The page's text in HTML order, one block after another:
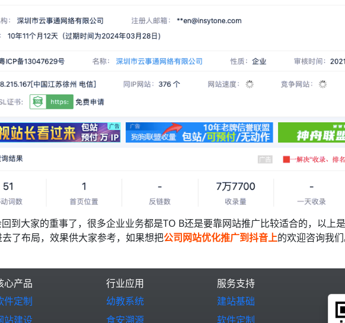
到大家的重事了，很多企业业务都是TO B还是要靠网站推广比较适合的， 以上是
了布局，效果供大家参考， 如果想把公司网站优化推广到抖音上的欢迎咨询我们
心产品
件定制
站建设
行业应用
幼教系统
食安溯源
服务支持
建站基础
软件定制